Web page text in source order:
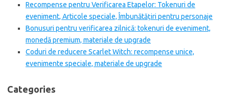
Recompense pentru Verificarea Etapelor: Tokenuri de
eveniment, Articole speciale, Îmbunătățiri pentru personaje
Bonusuri pentru verificarea zilnică: tokenuri de eveniment,
monedă premium, materiale de upgrade
Coduri de reducere Scarlet Witch: recompense unice,
evenimente speciale, materiale de upgrade
Categories